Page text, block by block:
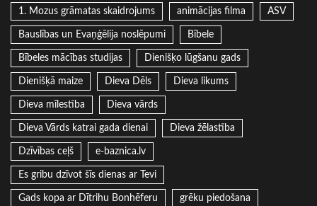
1. Mozus grāmatas skaidrojums animācijas filma ASV
Bauslības un Evaņģēlija noslēpumi Bībele
Bībeles mācības studijas Dienišķo lūgšanu gads
Dienišķā maize Dieva Dēls Dieva likums
Dieva mīlestība Dieva vārds
Dieva Vārds katrai gada dienai Dieva žēlastība
Dzīvības ceļš e-baznica.lv
Es gribu dzīvot šīs dienas ar Tevi
Gads kopa ar Dītrihu Bonhēferu grēku piedošana